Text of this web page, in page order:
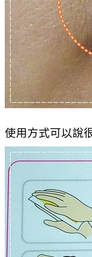
使用方式可以說